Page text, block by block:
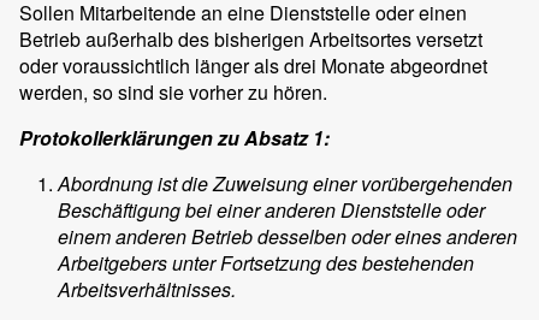
Sollen Mitarbeitende an eine Dienststelle oder einen
Betrieb außerhalb des bisherigen Arbeitsortes versetzt
oder voraussichtlich länger als drei Monate abgeordnet
werden, so sind sie vorher zu hören.
Protokollerklärungen zu Absatz 1:
Abordnung ist die Zuweisung einer vorübergehenden
Beschäftigung bei einer anderen Dienststelle oder
einem anderen Betrieb desselben oder eines anderen
Arbeitgebers unter Fortsetzung des bestehenden
Arbeitsverhältnisses.